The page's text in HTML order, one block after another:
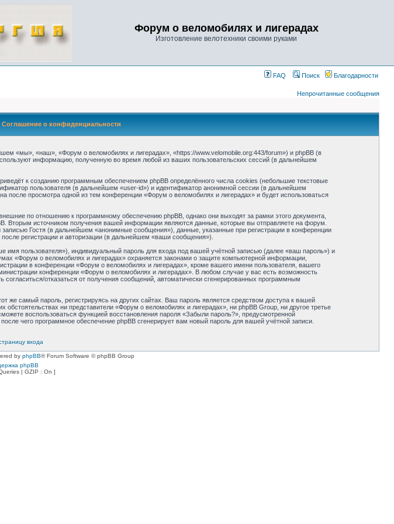
Форум о веломобилях и лигерадах
Изготовление велотехники своими руками
FAQ Поиск Благодарности
Непрочитанные сообщения
о конфиденциальности
«мы», «наш», «Форум о веломобилях и лигерадах», «https://www.velomobile.org:443/forum») и phpBB (в
информацию, полученную во время любой из ваших пользовательских сессий (в дальнейшем
к созданию программным обеспечением phpBB определённого числа cookies (небольшие текстовые
пользователя (в дальнейшем «user-id») и идентификатор анонимной сессии (в дальнейшем
просмотра одной из тем конференции «Форум о веломобилях и лигерадах» и будет использоваться
по отношению к программному обеспечению phpBB, однако они выходят за рамки этого документа,
Вторым источником получения вашей информации являются данные, которые вы отправляете на форум.
Гостя (в дальнейшем «анонимные сообщения»), данные, указанные при регистрации в конференции
регистрации и авторизации (в дальнейшем «ваши сообщения»).
пользователя»), индивидуальный пароль для входа под вашей учётной записью (далее «ваш пароль») и
«Форум о веломобилях и лигерадах» охраняется законами о защите компьютерной информации,
в конференции «Форум о веломобилях и лигерадах», кроме вашего имени пользователя, вашего
конференции «Форум о веломобилях и лигерадах». В любом случае у вас есть возможность
отказаться от получения сообщений, автоматически сгенерированных программным
самый пароль, регистрируясь на других сайтах. Ваш пароль является средством доступа к вашей
ни представители «Форум о веломобилях и лигерадах», ни phpBB Group, ни другое третье
воспользоваться функцией восстановления пароля «Забыли пароль?», предусмотренной
чего программное обеспечение phpBB сгенерирует вам новый пароль для вашей учётной записи.
входа
by phpBB® Forum Software © phpBB Group
phpBB
| GZIP : On ]